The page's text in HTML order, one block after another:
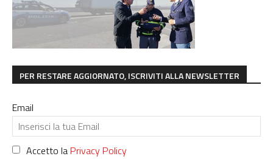
PER RESTARE AGGIORNATO, ISCRIVITI ALLA NEWSLETTER
Email
Accetto la Privacy Policy